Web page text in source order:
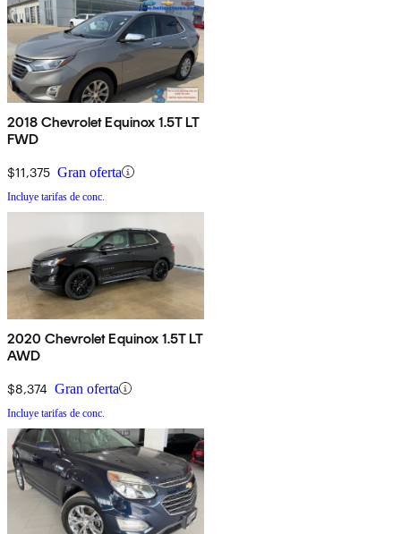
2018 Chevrolet Equinox 1.5T LT
FWD
$11,375 Gran oferta
Incluye tarifas de conc.
2020 Chevrolet Equinox 1.5T LT
AWD
$8,374 Gran oferta
Incluye tarifas de conc.